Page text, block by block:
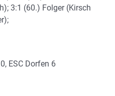
3:1 (60.) Folger (Kirsch
ESC Dorfen 6